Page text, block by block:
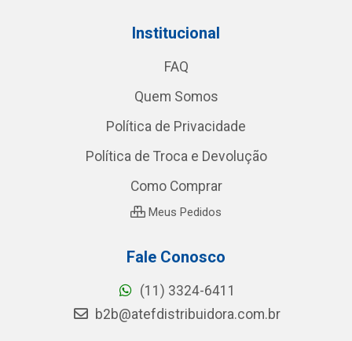
Institucional
FAQ
Quem Somos
Política de Privacidade
Política de Troca e Devolução
Como Comprar
Meus Pedidos
Fale Conosco
(11) 3324-6411
b2b@atefdistribuidora.com.br